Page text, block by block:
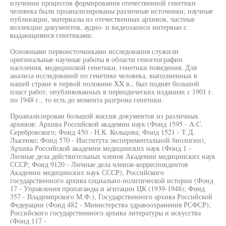
изучении процессов формирования отечественной генетики
человека были проанализированы различные источники; научные
публикации, материалы из отечественных архивов, частные
коллекции документов, аудио- и видеозаписи интервью с
выдающимися генетиками.
Основными первоисточниками исследования служили
оригинальные научные работы в области геногеографии
населения, медицинской генетики, генетики поведения. Для
анализа исследований по генетике человека, выполненных в
нашей стране в первой половине XX в., был поднят большой
пласт работ, опубликованных в периодических изданиях с 1901 г.
по 1948 г., то есть до момента разгрома генетики.
Проанализирован большой массив документов из различных
архивов: Архива Российской академии наук (Фонд 1595 - A.C.
Серебровского; Фонд 450 - Н.К. Кольцова; Фонд 1521 - Т.Д.
Лысенко; Фонд 570 - Института экспериментальной биологии),
Архива Российской академии медицинских наук (Фонд 1 -
Личные дела действительных членов Академии медицинских наук
СССР; Фонд 9120 - Личные дела членов-корреспондентов
Академии медицинских наук СССР), Российского
государственного архива социально-политической истории (Фонд
17 - Управления пропаганды и агитации ЦК (1939-1948); Фонд
357 - Владимирского М.Ф.), Государственного архива Российской
Федерации (Фонд 482 - Министерства здравоохранения РСФСР),
Российского государственного архива литературы и искусства
(Фонд 117 -